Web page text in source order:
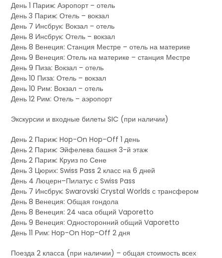
День 1 Париж: Аэропорт – отель
День 3 Париж: Отель – вокзал
День 7 Инсбрук: Вокзал – отель
День 8 Инсбрук: Отель – вокзал
День 8 Венеция: Станция Местре – отель на материке
День 9 Венеция: Отель на материке – станция Местре
День 9 Пиза: Вокзал – отель
День 10 Пиза: Отель – вокзал
День 10 Рим: Вокзал – отель
День 12 Рим: Отель – аэропорт
Экскурсии и входные билеты SIC (при наличии)
День 2 Париж: Hop-On Hop-Off 1 день
День 2 Париж: Эйфелева башня 3-й этаж
День 2 Париж: Круиз по Сене
День 3 Цюрих: Swiss Pass 2 класс на 6 дней
День 4 Люцерн–Пилатус с Swiss Pass
День 7 Инсбрук: Swarovski Crystal Worlds с трансфером
День 8 Венеция: Общая гондола
День 8 Венеция: 24 часа общий Vaporetto
День 9 Венеция: Односторонний общий Vaporetto
День 11 Рим: Hop-On Hop-Off 2 дня
Поезда 2 класса (при наличии) – общая стоимость всех